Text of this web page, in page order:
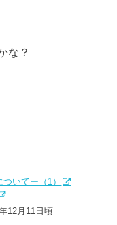
な？
いてー（1）
12月11日頃